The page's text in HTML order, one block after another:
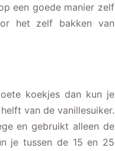
een goede manier zelf
het zelf bakken van
koekjes dan kun je
van de vanillesuiker.
en gebruikt alleen de
je tussen de 15 en 25